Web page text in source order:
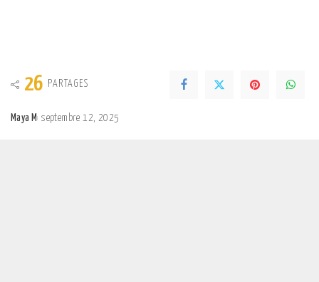
26 PARTAGES
Posted
Maya M septembre 12, 2025